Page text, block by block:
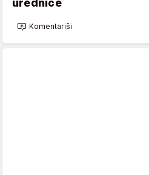
urednice
Komentariši